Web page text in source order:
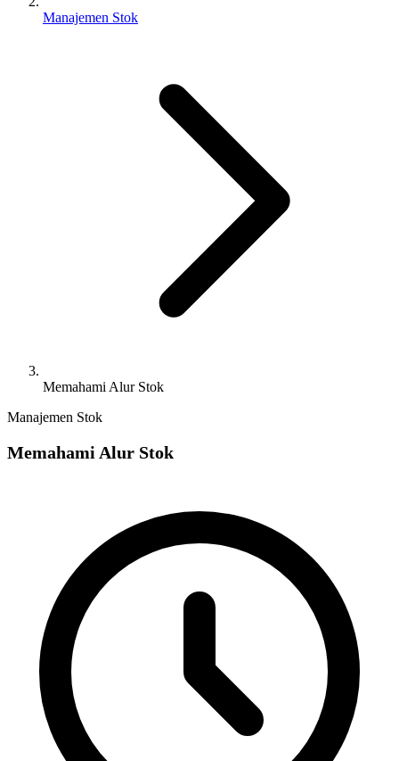
Manajemen Stok
Memahami Alur Stok
Manajemen Stok
Memahami Alur Stok